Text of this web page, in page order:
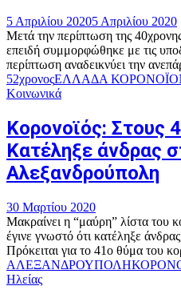
5 Απριλίου 20205 Απριλίου 2020
Μετά την περίπτωση της
επειδή συμμορφώθηκε με τις
περίπτωση αναδεικνύει την
52χρονοςΕΛΛΑΔΑ ΚΟΡΟΝΟΪΟ
Κοινωνικά
Κορονοϊός: Στους
Κατέληξε άνδρας
Αλεξανδρούπολη
30 Μαρτίου 2020
Μακραίνει η “μαύρη” λίστα του
έγινε γνωστό ότι κατέληξε
Πρόκειται για το 41ο θύμα του
ΑΛΕΞΑΝΔΡΟΥΠΟΛΗ
Ηλείας